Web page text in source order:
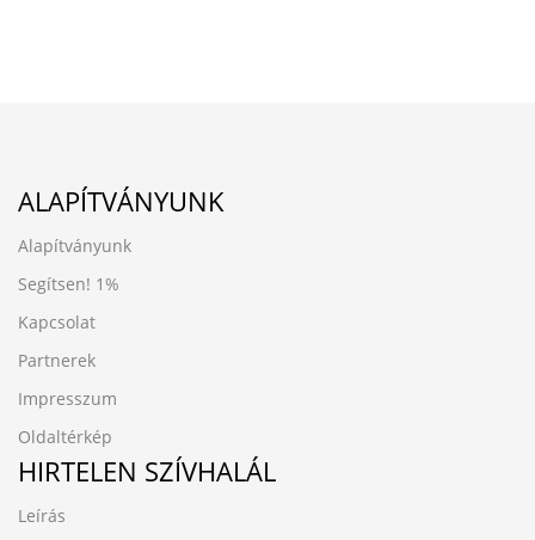
ALAPÍTVÁNYUNK
Alapítványunk
Segítsen! 1%
Kapcsolat
Partnerek
Impresszum
Oldaltérkép
HIRTELEN SZÍVHALÁL
Leírás